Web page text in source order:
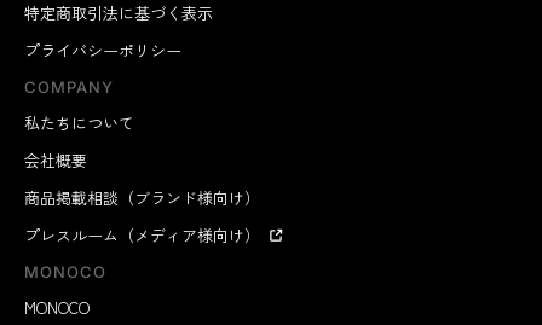
特定商取引法に基づく表示
プライバシーポリシー
COMPANY
私たちについて
会社概要
商品掲載相談（ブランド様向け）
プレスルーム（メディア様向け）
MONOCO
MONOCO